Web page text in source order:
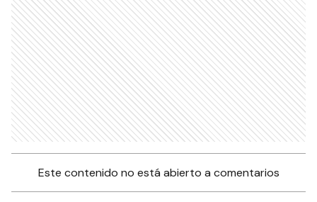
Este contenido no está abierto a comentarios